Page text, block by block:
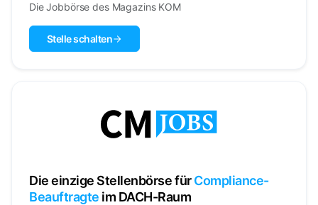
Die Jobbörse des Magazins KOM
Stelle schalten
Die einzige Stellenbörse fürCompliance-
Beauftragte im DACH-Raum